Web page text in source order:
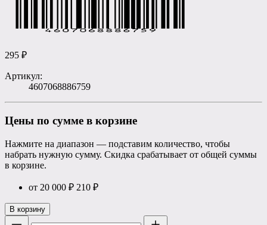
295 ₽
Артикул:
4607068886759
Цены по сумме в корзине
Нажмите на диапазон — подставим количество, чтобы
набрать нужную сумму. Скидка срабатывает от общей суммы
в корзине.
от 20 000 ₽ 210 ₽
В корзину